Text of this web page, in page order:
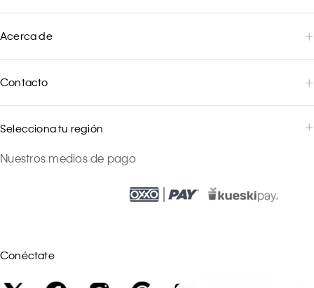
Acerca de
Contacto
Selecciona tu región
Nuestros medios de pago
Conéctate